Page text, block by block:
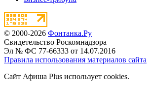
© 2000-2026 Фонтанка.Ру
Свидетельство Роскомнадзора
Эл № ФС 77-66333 от 14.07.2016
Правила использования материалов сайта
Сайт Афиша Plus использует cookies.